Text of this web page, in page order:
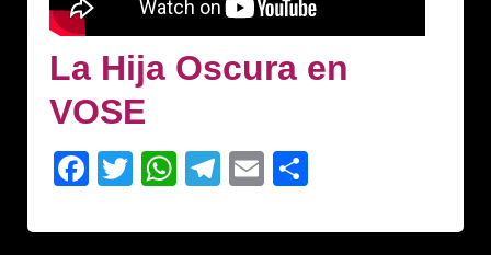
La Hija Oscura en
VOSE
Facebook
TwitterWhatsApp
Telegram
Email